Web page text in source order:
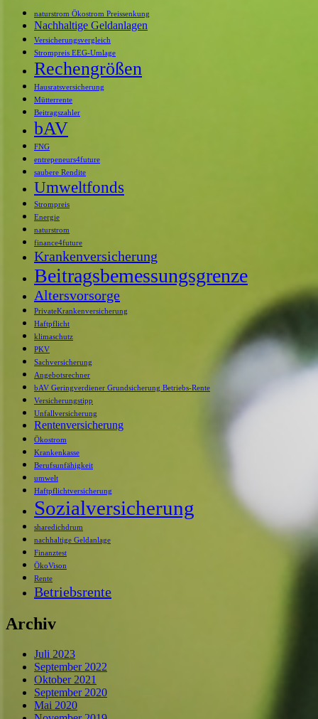
naturstrom Ökostrom Preissenkung
Nachhaltige Geldanlagen
Versicherungsvergleich
Strompreis EEG-Umlage
Rechengrößen
Hausratsversicherung
Mütterrente
Beitragszahler
bAV
FNG
entrepeneurs4future
saubere Rendite
Umweltfonds
Strompreis
Energie
naturstrom
finance4future
Krankenversicherung
Beitragsbemessungsgrenze
Altersvorsorge
PrivateKrankenversicherung
Haftpflicht
klimaschutz
PKV
Sachversicherung
Angebotsrechner
bAV Geringverdiener Grundsicherung Betriebs-Rente
Versicherungstipp
Unfallversicherung
Rentenversicherung
Ökostrom
Krankenkasse
Berufsunfähigkeit
umwelt
Haftpflichtversicherung
Sozialversicherung
sharedichdrum
nachhaltige Geldanlage
Finanztest
ÖkoVison
Rente
Betriebsrente
Archiv
Juli 2023
September 2022
Oktober 2021
September 2020
Mai 2020